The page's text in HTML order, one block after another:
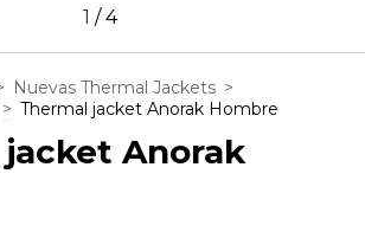
1 /4
Nuevas Thermal Jackets >
> Thermal jacket Anorak Hombre
Anorak